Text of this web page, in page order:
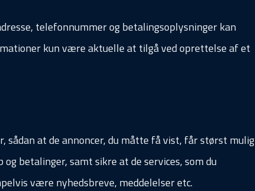
telefonnummer og betalingsoplysninger kan
kun være aktuelle at tilgå ved oprettelse af et
at de annoncer, du måtte få vist, får størst mulig
betalinger, samt sikre at de services, som du
være nyhedsbreve, meddelelser etc.